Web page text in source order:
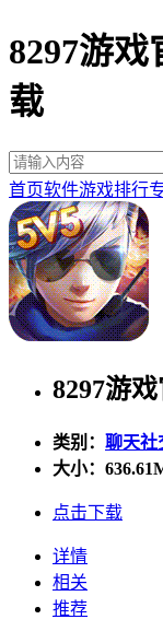
8297游
载
首页软件游戏排行
8297游
类别： 聊天社
大小：
点击下载
详情
相关
推荐